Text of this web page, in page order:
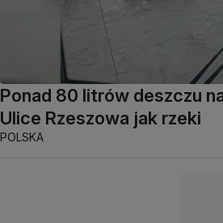
Ponad 80 litrów deszczu
Ulice Rzeszowa jak rzeki
POLSKA